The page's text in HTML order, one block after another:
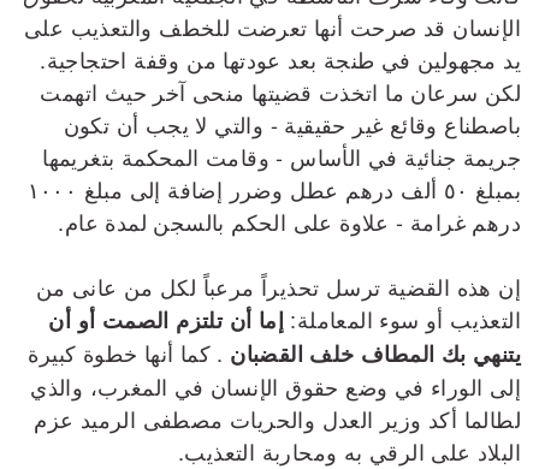
الإنسان قد صرحت أنها تعرضت للخطف والتعذيب على
يد مجهولين في طنجة بعد عودتها من وقفة احتجاجية.
لكن سرعان ما اتخذت قضيتها منحى آخر حيث اتهمت
باصطناع وقائع غير حقيقية - والتي لا يجب أن تكون
جريمة جنائية في الأساس - وقامت المحكمة بتغريمها
بمبلغ ٥٠ ألف درهم عطل وضرر إضافة إلى مبلغ ١٠٠٠
درهم غرامة - علاوة على الحكم بالسجن لمدة عام.
إن هذه القضية ترسل تحذيراً مرعباً لكل من عانى من
التعذيب أو سوء المعاملة: إما أن تلتزم الصمت أو أن
يتنهي بك المطاف خلف القضبان . كما أنها خطوة كبيرة
إلى الوراء في وضع حقوق الإنسان في المغرب، والذي
لطالما أكد وزير العدل والحريات مصطفى الرميد عزم
البلاد على الرقي به ومحاربة التعذيب.